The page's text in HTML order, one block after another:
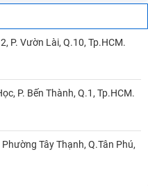
P. Vườn Lài, Q.10, Tp.HCM.
P. Bến Thành, Q.1, Tp.HCM.
Tây Thạnh, Q.Tân Phú,